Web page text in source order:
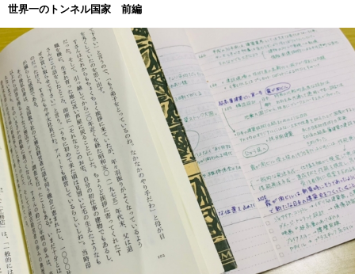
世界一のトンネル国家 前編